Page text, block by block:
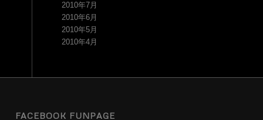
2010年7月
2010年6月
2010年5月
2010年4月
FACEBOOK FUNPAGE